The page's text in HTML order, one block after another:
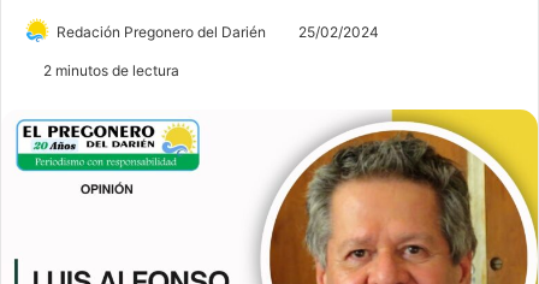
Redación Pregonero del Darién 25/02/2024
2 minutos de lectura